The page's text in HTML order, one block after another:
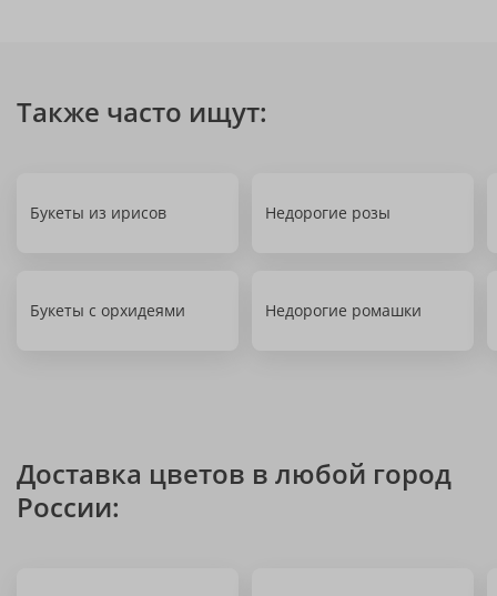
Также часто ищут:
Букеты из ирисов Недорогие розы
Букеты с орхидеями Недорогие ромашки
Доставка цветов в любой город
России: